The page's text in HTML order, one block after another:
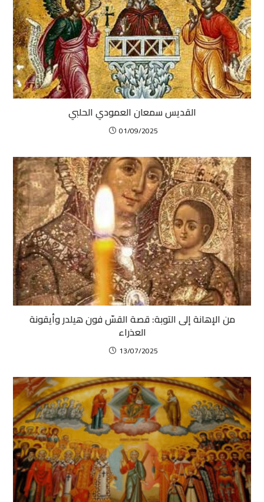
القديس سمعان العمودي الحلبي
01/09/2025
من الإهانة إلى التوبة: قصة القسّ فون هيلدر وأيقونة
العذراء
13/07/2025